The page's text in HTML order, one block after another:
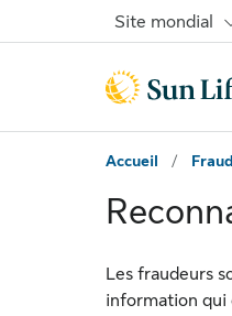
Site mondial
Accueil /
Les fraudeurs
information qui